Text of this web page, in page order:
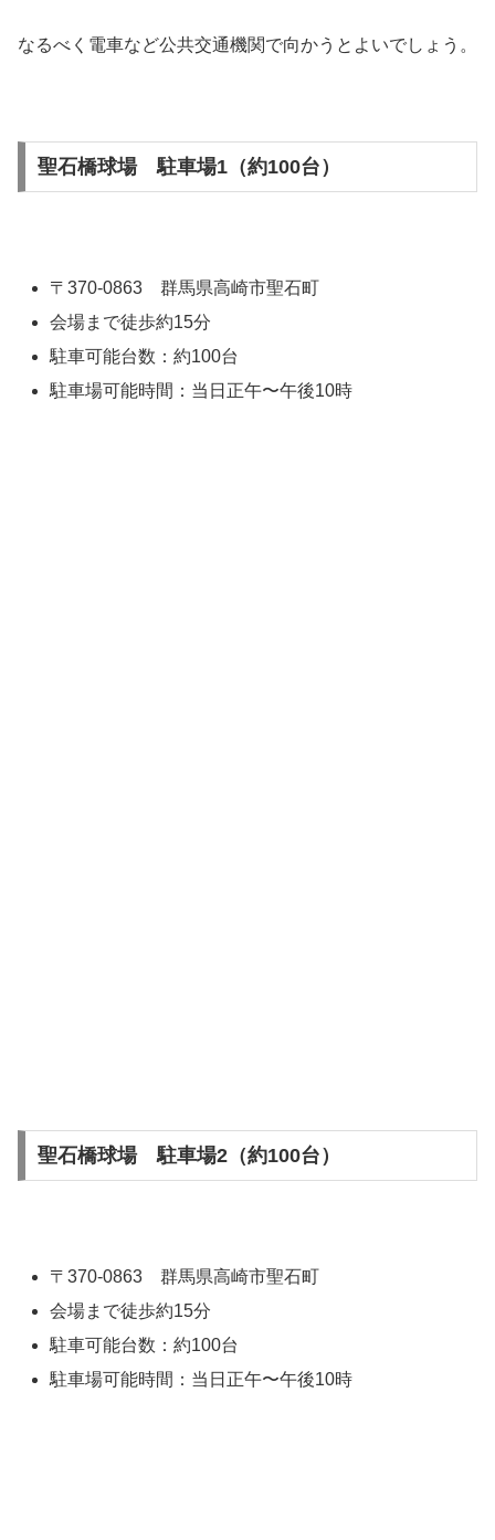
なるべく電車など公共交通機関で向かうとよいでしょう。
聖石橋球場 駐車場1（約100台）
〒370-0863 群馬県高崎市聖石町
会場まで徒歩約15分
駐車可能台数：約100台
駐車場可能時間：当日正午〜午後10時
聖石橋球場 駐車場2（約100台）
〒370-0863 群馬県高崎市聖石町
会場まで徒歩約15分
駐車可能台数：約100台
駐車場可能時間：当日正午〜午後10時